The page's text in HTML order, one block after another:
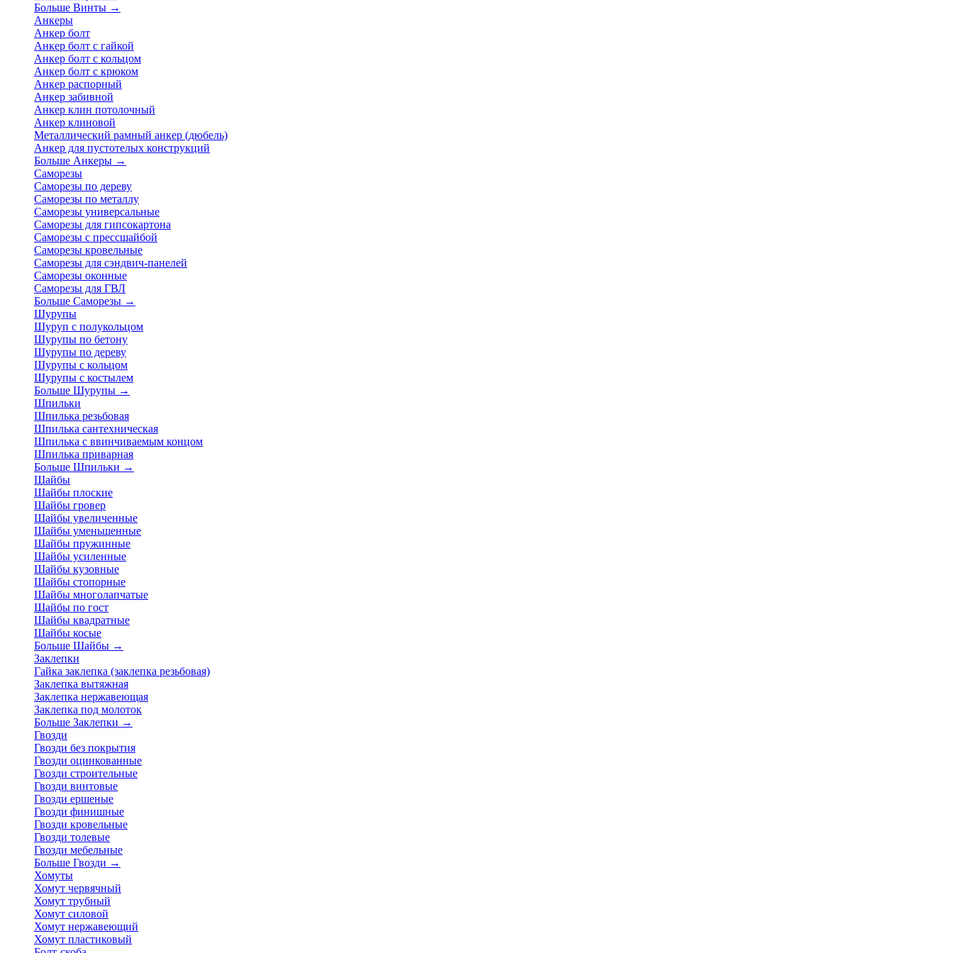
Больше Винты →
Анкеры
Анкер болт
Анкер болт с гайкой
Анкер болт с кольцом
Анкер болт с крюком
Анкер распорный
Анкер забивной
Анкер клин потолочный
Анкер клиновой
Металлический рамный анкер (дюбель)
Анкер для пустотелых конструкций
Больше Анкеры →
Саморезы
Саморезы по дереву
Саморезы по металлу
Саморезы универсальные
Саморезы для гипсокартона
Саморезы с прессшайбой
Саморезы кровельные
Саморезы для сэндвич-панелей
Саморезы оконные
Саморезы для ГВЛ
Больше Саморезы →
Шурупы
Шуруп с полукольцом
Шурупы по бетону
Шурупы по дереву
Шурупы с кольцом
Шурупы с костылем
Больше Шурупы →
Шпильки
Шпилька резьбовая
Шпилька сантехническая
Шпилька с ввинчиваемым концом
Шпилька приварная
Больше Шпильки →
Шайбы
Шайбы плоские
Шайбы гровер
Шайбы увеличенные
Шайбы уменьшенные
Шайбы пружинные
Шайбы усиленные
Шайбы кузовные
Шайбы стопорные
Шайбы многолапчатые
Шайбы по гост
Шайбы квадратные
Шайбы косые
Больше Шайбы →
Заклепки
Гайка заклепка (заклепка резьбовая)
Заклепка вытяжная
Заклепка нержавеющая
Заклепка под молоток
Больше Заклепки →
Гвозди
Гвозди без покрытия
Гвозди оцинкованные
Гвозди строительные
Гвозди винтовые
Гвозди ершеные
Гвозди финишные
Гвозди кровельные
Гвозди толевые
Гвозди мебельные
Больше Гвозди →
Хомуты
Хомут червячный
Хомут трубный
Хомут силовой
Хомут нержавеющий
Хомут пластиковый